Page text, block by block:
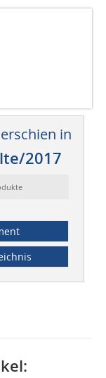
in
2017